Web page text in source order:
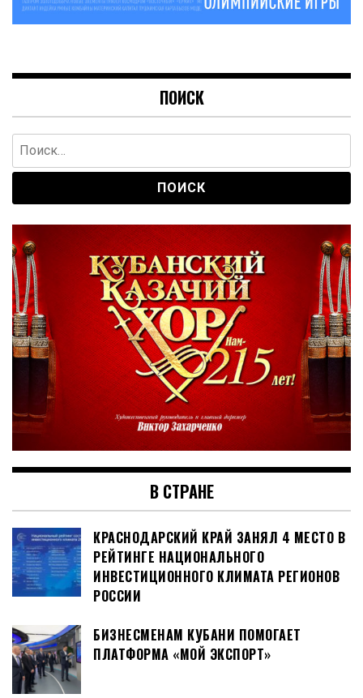
ПОИСК
Найти:
В СТРАНЕ
КРАСНОДАРСКИЙ КРАЙ ЗАНЯЛ 4 МЕСТО В
РЕЙТИНГЕ НАЦИОНАЛЬНОГО
ИНВЕСТИЦИОННОГО КЛИМАТА РЕГИОНОВ
РОССИИ
БИЗНЕСМЕНАМ КУБАНИ ПОМОГАЕТ
ПЛАТФОРМА «МОЙ ЭКСПОРТ»